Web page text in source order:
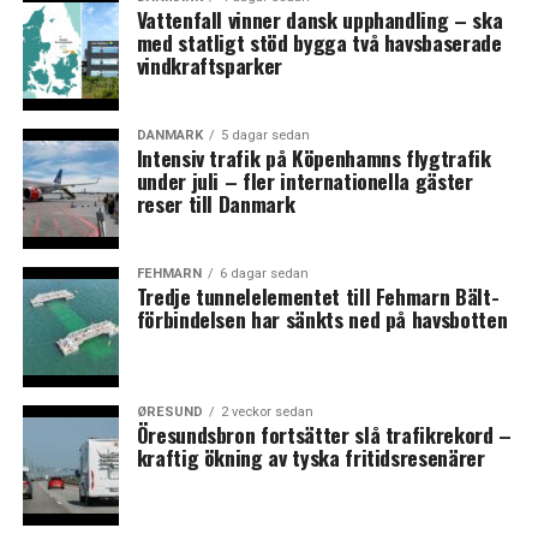
Sett till hela 2015 ökade Danmarks BNP med 1,2
procent jämfört med 2014. För samma period var
Sveriges BNP 4,1 procent högre än föregående år. (News
Øresund)
LÄS OCKSÅ:
Två nya danska ministrar – regeringskrisen avvärjd
Sveriges befolkning ökar mer än någonsin
Vattenfall vinner dansk upphandling – ska
med statligt stöd bygga två havsbaserade
vindkraftsparker
DANMARK 5 dagar sedan
Intensiv trafik på Köpenhamns flygtrafik
under juli – fler internationella gäster
reser till Danmark
FEHMARN 6 dagar sedan
Tredje tunnelelementet till Fehmarn Bält-
förbindelsen har sänkts ned på havsbotten
ØRESUND 2 veckor sedan
Öresundsbron fortsätter slå trafikrekord –
kraftig ökning av tyska fritidsresenärer